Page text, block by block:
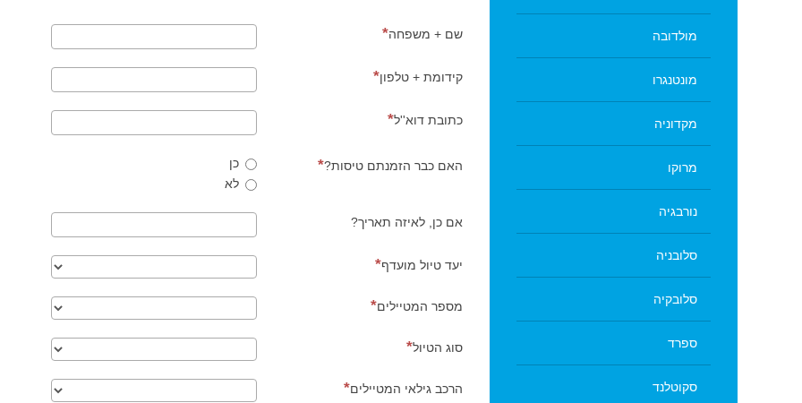
שם + משפחה
קידומת + טלפון
כתובת דוא''ל
האם כבר הזמנתם טיסות?
כן
לא
אם כן, לאיזה תאריך?
יעד טיול מועדף
מספר המטיילים
סוג הטיול
הרכב גילאי המטיילים
מולדובה
מונטנגרו
מקדוניה
מרוקו
נורבגיה
סלובניה
סלובקיה
ספרד
סקוטלנד